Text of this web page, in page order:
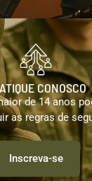
CONOSCO
de 14 anos
as regras de
Inscreva-se